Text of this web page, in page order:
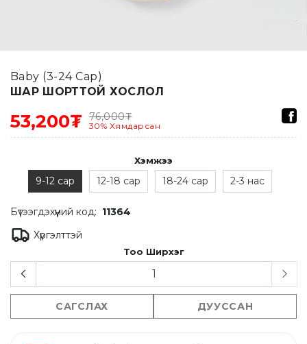
Baby (3-24 Сар)
ШАР ШОРТТОЙ ХОСЛОЛ
53,200₮ 76,000₮
30% Хямдарсан
Хэмжээ
9-12 сар 12-18 сар 18-24 сар 2-3 нас
Бүтээгдэхүүний код: 11364
Хүргэлттэй
Тоо Ширхэг
САГСЛАХ ДУУССАН